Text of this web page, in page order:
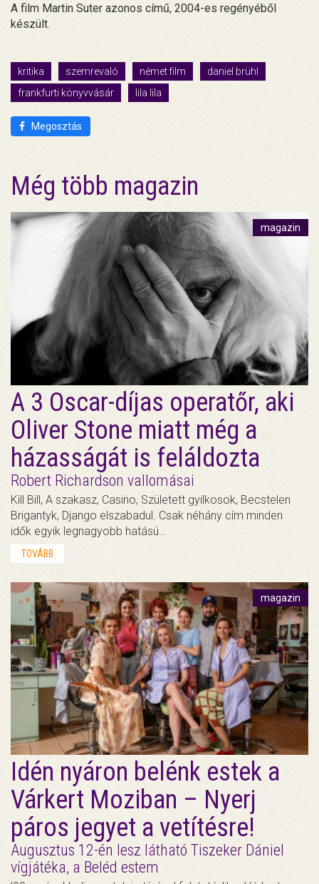
A film Martin Suter azonos című, 2004-es regényéből
készült.
kritika szemrevaló német film
daniel brühl
frankfurti könyvvásár
lila lila
Megosztás
Még több magazin
magazin
A 3 Oscar-díjas operatőr, aki
Oliver Stone miatt még a
házasságát is feláldozta
Robert Richardson vallomásai
Kill Bill, A szakasz, Casino, Született gyilkosok, Becstelen
Brigantyk, Django elszabadul. Csak néhány cím minden
idők egyik legnagyobb hatású…
TOVÁBB
magazin
Idén nyáron belénk estek a
Várkert Moziban – Nyerj
páros jegyet a vetítésre!
Augusztus 12-én lesz látható Tiszeker Dániel
vígjátéka, a Beléd estem